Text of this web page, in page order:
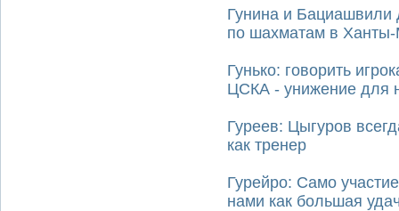
Гунина и Бациашвили
по шахматам в Ханты-
Гунько: говорить
ЦСКА - унижение для
Гуреев: Цыгуров
как тренер
Гурейро: Само
нами как большая